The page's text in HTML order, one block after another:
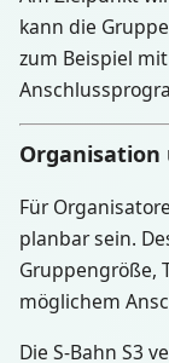
kann die
zum Beispiel
Organisation
Für
planbar sein.
Gruppengröße,
möglichem
Die S-Bahn S3